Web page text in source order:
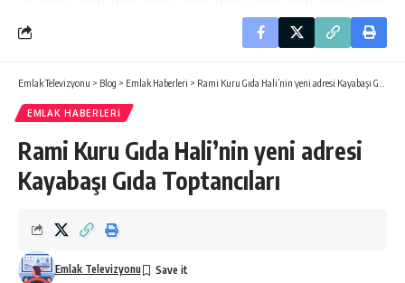
Emlak Televizyonu > Blog > Emlak Haberleri > Rami Kuru Gıda Hali’nin yeni adresi Kayabaşı Gıda Toptancıları
EMLAK HABERLERI
Rami Kuru Gıda Hali’nin yeni adresi
Kayabaşı Gıda Toptancıları
Emlak Televizyonu